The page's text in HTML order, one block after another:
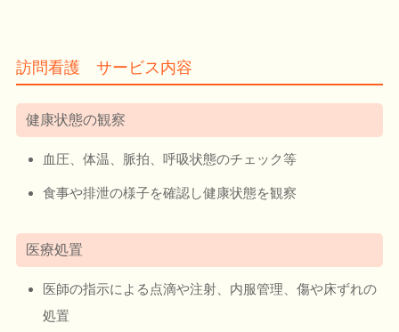
訪問看護 サービス内容
健康状態の観察
血圧、体温、脈拍、呼吸状態のチェック等
食事や排泄の様子を確認し健康状態を観察
医療処置
医師の指示による点滴や注射、内服管理、傷や床ずれの
処置